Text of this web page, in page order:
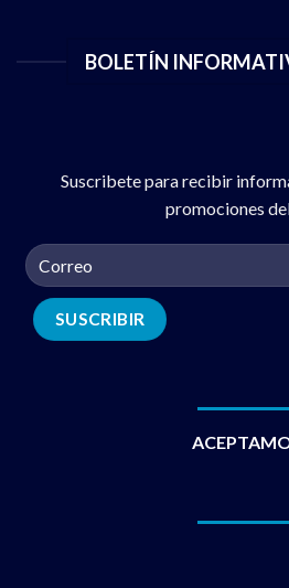
BOLETÍN
Suscribete para recibir
promociones